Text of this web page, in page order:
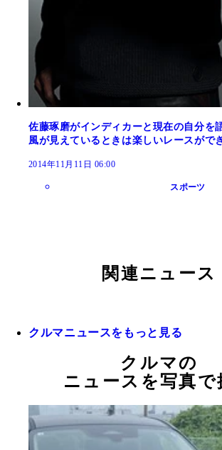
佐藤琢磨がインディカーと現在の自分を
風が見えているときは楽しいレースがで
2014年11月11日 06:00
スポーツ
関連ニュース
クルマニュースをもっと見る
クルマの
ニュースを写真で